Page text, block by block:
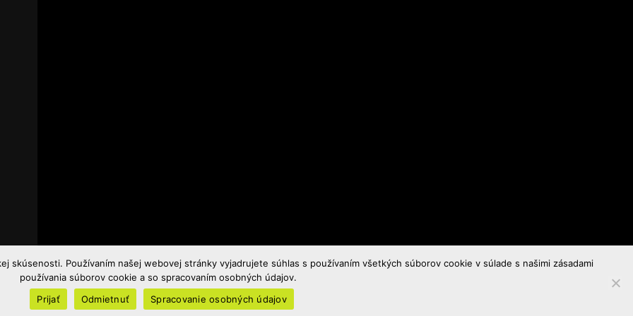
update your browser to a recent version or update your Flash plugin
skúsenosti. Používaním našej webovej stránky vyjadrujete súhlas s používaním všetkých súborov cookie v súlade s našimi zásadami
používania súborov cookie a so spracovaním osobných údajov.
Prijať
Odmietnuť Spracovanie osobných údajov